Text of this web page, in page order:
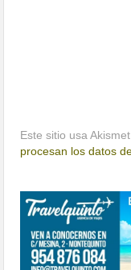
Este sitio usa
procesan los datos